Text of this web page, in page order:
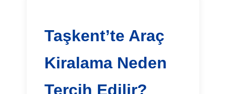
Taşkent’te Araç
Kiralama Neden
Tercih Edilir?